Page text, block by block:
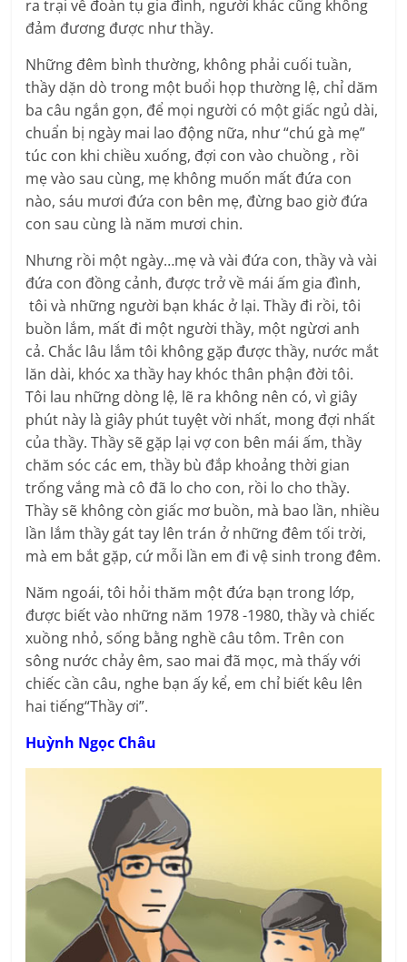
ra trại về đoàn tụ gia đình, người khác cũng không
đảm đương được như thầy.
Những đêm bình thường, không phải cuối tuần,
thầy dặn dò trong một buổi họp thường lệ, chỉ dăm
ba câu ngắn gọn, để mọi người có một giấc ngủ dài,
chuẩn bị ngày mai lao động nữa, như “chú gà mẹ”
túc con khi chiều xuống, đợi con vào chuồng , rồi
mẹ vào sau cùng, mẹ không muốn mất đứa con
nào, sáu mươi đứa con bên mẹ, đừng bao giờ đứa
con sau cùng là năm mươi chin.
Nhưng rồi một ngày…mẹ và vài đứa con, thầy và vài
đứa con đồng cảnh, được trở về mái ấm gia đình,
tôi và những người bạn khác ở lại. Thầy đi rồi, tôi
buồn lắm, mất đi một người thầy, một ngừơi anh
cả. Chắc lâu lắm tôi không gặp được thầy, nước mắt
lăn dài, khóc xa thầy hay khóc thân phận đời tôi.
Tôi lau những dòng lệ, lẽ ra không nên có, vì giây
phút này là giây phút tuyệt vời nhất, mong đợi nhất
của thầy. Thầy sẽ gặp lại vợ con bên mái ấm, thầy
chăm sóc các em, thầy bù đắp khoảng thời gian
trống vắng mà cô đã lo cho con, rồi lo cho thầy.
Thầy sẽ không còn giấc mơ buồn, mà bao lần, nhiều
lần lắm thầy gát tay lên trán ở những đêm tối trời,
mà em bắt gặp, cứ mỗi lần em đi vệ sinh trong đêm.
Năm ngoái, tôi hỏi thăm một đứa bạn trong lớp,
được biết vào những năm 1978 -1980, thầy và chiếc
xuồng nhỏ, sống bằng nghề câu tôm. Trên con
sông nước chảy êm, sao mai đã mọc, mà thấy với
chiếc cần câu, nghe bạn ấy kể, em chỉ biết kêu lên
hai tiếng“Thầy ơi”.
Huỳnh Ngọc Châu